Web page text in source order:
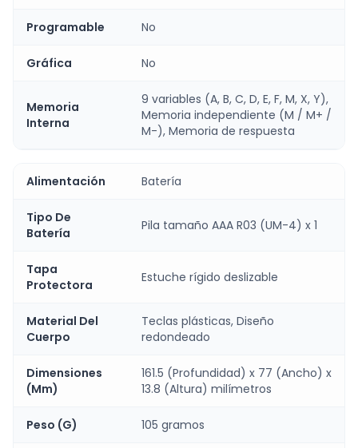
Programable No
Gráfica No
Memoria
Interna
9 variables (A, B, C, D, E, F, M, X, Y),
Memoria independiente (M / M+ /
M-), Memoria de respuesta
Alimentación Batería
Tipo De
Batería
Pila tamaño AAA R03 (UM-4) x 1
Tapa
Protectora
Estuche rígido deslizable
Material Del
Cuerpo
Teclas plásticas, Diseño
redondeado
Dimensiones
(Mm)
161.5 (Profundidad) x 77 (Ancho) x
13.8 (Altura) milímetros
Peso (G) 105 gramos